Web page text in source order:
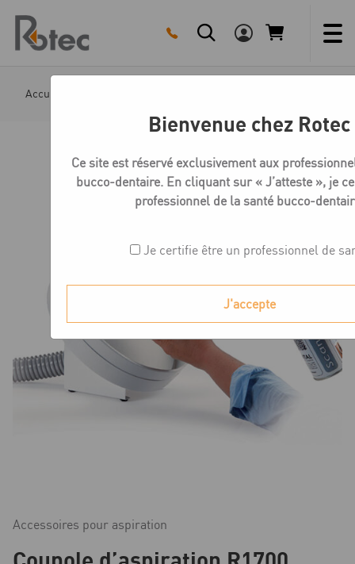
content
Accueil
Accessoires pour aspiration
Bienvenue chez Rotec
Ce site est réservé exclusivement aux
bucco-dentaire. En cliquant sur « J’atteste », je
professionnel de la santé bucco-
Je certifie être un professionnel de
J'accepte